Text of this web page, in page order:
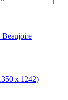
Beaujoire
x 1242)